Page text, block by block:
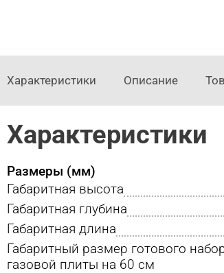
Характеристики Описание
Характеристики
Размеры (мм)
Габаритная высота
Габаритная глубина
Габаритная длина
Габаритный размер готового
газовой плиты на 60 см